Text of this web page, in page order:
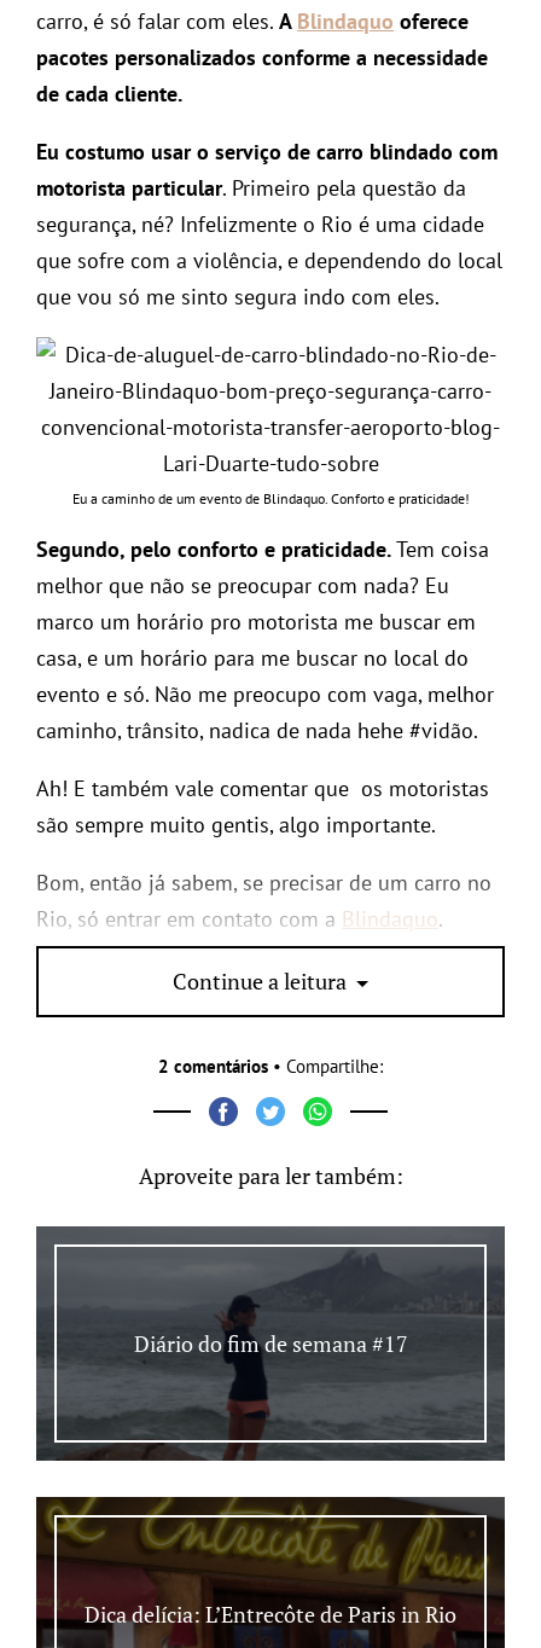
carro, é só falar com eles. A Blindaquo oferece
pacotes personalizados conforme a necessidade
de cada cliente.
Eu costumo usar o serviço de carro blindado com
motorista particular. Primeiro pela questão da
segurança, né? Infelizmente o Rio é uma cidade
que sofre com a violência, e dependendo do local
que vou só me sinto segura indo com eles.
Eu a caminho de um evento de Blindaquo. Conforto e praticidade!
Segundo, pelo conforto e praticidade.Tem coisa
melhor que não se preocupar com nada? Eu
marco um horário pro motorista me buscar em
casa, e um horário para me buscar no local do
evento e só. Não me preocupo com vaga, melhor
caminho, trânsito, nadica de nada hehe #vidão.
Ah! E também vale comentar que os motoristas
são sempre muito gentis, algo importante.
Bom, então já sabem, se precisar de um carro no
Rio, só entrar em contato com a Blindaquo.
www.blindaquo.com.br| (21) 3825-2222
Continue a leitura
2 comentários • Compartilhe:
Aproveite para ler também:
Diário do fim de semana #17
Dica delícia: L’Entrecôte de Paris in Rio